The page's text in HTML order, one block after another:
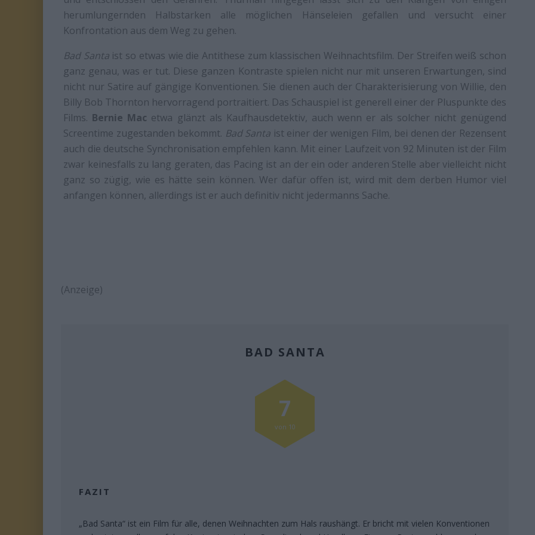
herumlungernden Halbstarken alle möglichen Hänseleien gefallen und versucht einer
Konfrontation aus dem Weg zu gehen.
Bad Santaist so etwas wie die Antithese zum klassischen Weihnachtsfilm. Der Streifen weiß schon
ganz genau, was er tut. Diese ganzen Kontraste spielen nicht nur mit unseren Erwartungen, sind
nicht nur Satire auf gängige Konventionen. Sie dienen auch der Charakterisierung von Willie, den
Billy Bob Thornton hervorragend portraitiert. Das Schauspiel ist generell einer der Pluspunkte des
Films. Bernie Mac etwa glänzt als Kaufhausdetektiv, auch wenn er als solcher nicht genügend
Screentime zugestanden bekommt. Bad Santa ist einer der wenigen Film, bei denen der Rezensent
auch die deutsche Synchronisation empfehlen kann. Mit einer Laufzeit von 92 Minuten ist der Film
zwar keinesfalls zu lang geraten, das Pacing ist an der ein oder anderen Stelle aber vielleicht nicht
ganz so zügig, wie es hätte sein können. Wer dafür offen ist, wird mit dem derben Humor viel
anfangen können, allerdings ist er auch definitiv nicht jedermanns Sache.
(Anzeige)
BAD SANTA
FAZIT
„Bad Santa“ ist ein Film für alle, denen Weihnachten zum Hals raushängt. Er bricht mit vielen Konventionen
7
von 10